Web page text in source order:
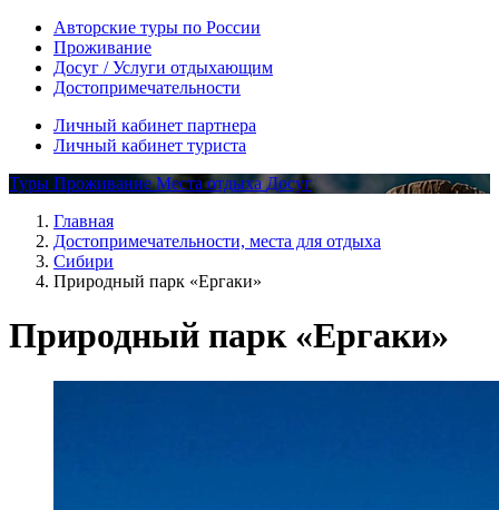
Авторские туры по России
Проживание
Досуг / Услуги отдыхающим
Достопримечательности
Личный кабинет партнера
Личный кабинет туриста
Туры ПроживаниеМеста отдыха Досуг
Главная
Достопримечательности, места для отдыха
Сибири
Природный парк «Ергаки»
Природный парк «Ергаки»